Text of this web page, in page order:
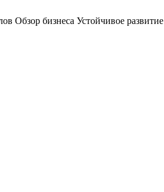
Обзор бизнеса Устойчивое развитие